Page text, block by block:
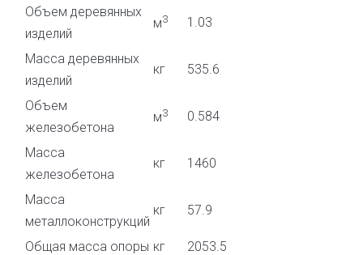
Объем деревянных
изделий
м3 1.03
Масса деревянных
изделий
кг 535.6
Объем
железобетона
м3 0.584
Масса
железобетона
кг 1460
Масса
металлоконструкций
кг 57.9
Общая масса опоры кг
2053.5